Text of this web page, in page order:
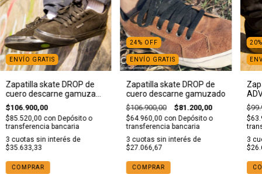
ENVÍO GRATIS
Zapatilla skate DROP de
cuero descarne gamuzado
con base negra
$106.900,00
$85.520,00 con Depósito o
transferencia bancaria
3 cuotas sin interés de
$35.633,33
COMPRAR
24% OFF
ENVÍO GRATIS
Zapatilla skate DROP de
cuero descarne gamuzado
$106.900,00 $81.200,00
$64.960,00 con Depósito o
transferencia bancaria
3 cuotas sin interés de
$27.066,67
COMPRAR
20
3